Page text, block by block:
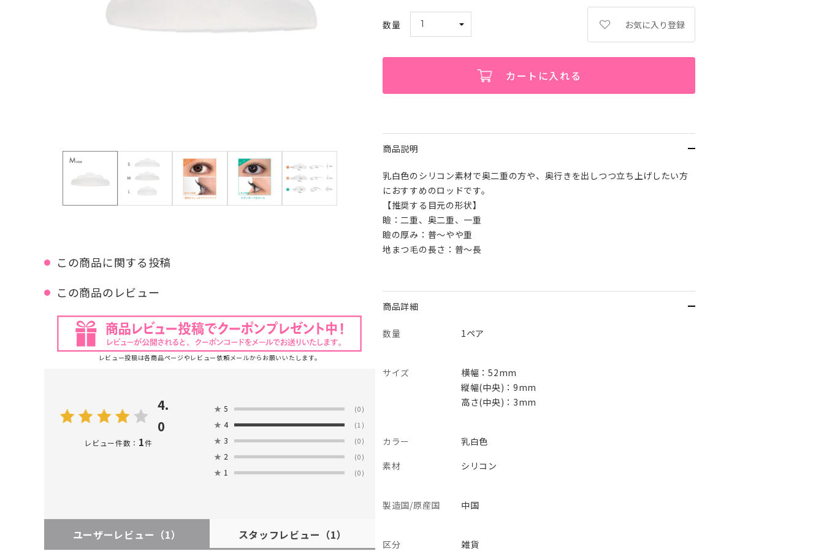
この商品に関する投稿
この商品のレビュー
レビュー投稿は各商品ページやレビュー依頼メールからお願いいたします。
4.
0
レビュー件数： 1件
★ 5 (0)
★ 4 (1)
★ 3 (0)
★ 2 (0)
★ 1 (0)
ユーザーレビュー （1） スタッフレビュー （1）
お気に入り登録
カートに入れる
商品説明
乳白色のシリコン素材で奥二重の方や、奥行きを出しつつ立ち上げしたい方
におすすめのロッドです。
【推奨する目元の形状】
瞼：二重、奥二重、一重
瞼の厚み：普～やや重
地まつ毛の長さ：普～長
商品詳細
数量 1ペア
サイズ
横幅：52mm
縦幅(中央)：9mm
高さ(中央)：3mm
カラー
乳白色
素材
シリコン
製造国/原産国 中国
区分 雑貨